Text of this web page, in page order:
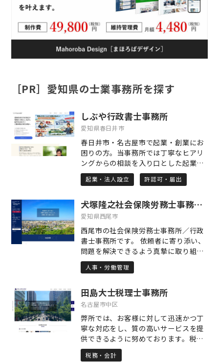
［PR］愛知県の士業事務所を探す
しぶや行政書士事務所
愛知県春日井市
春日井市・名古屋市で起業・創業にお
困りの方。当事務所では丁寧なヒアリ
ングからの相談を入り口とした起業・
創業支援を行っています。事業を起こ
す時、必要な許認可申請と共に資金面
でお困りの方いませんか？資金が足り
ないからといって夢を諦めそうになっ
ご相談を。夢のため、目標のために頑
張る"あなた"の背中を押させてくださ
い。共に学び、共に成長していただけ
る方々との出会いを楽しみにしていま
す。
起業・法人設立 許認可・届出
犬塚隆之社会保険労務士事務所／行政書士事務所
愛知県西尾市
西尾市の社会保険労務士事務所／行政
書士事務所です。 依頼者に寄り添い、
問題を解決できるよう真摯に取り組み
ます。 人事・労務・法務の課題に総合
的に対応いたします。 電話・メールで
オンライン面談にも対応しておりま
す。 土日祝や夜間・早朝でも対応でき
る場合がございますので、お気軽にお
問合せください。
人事・労働管理
田島大士税理士事務所
名古屋市中区
弊所では、お客様に対して迅速かつ丁
寧な対応をし、質の高いサービスを提
供できるように努めております。税務
顧問契約は、医療業（医療法人・医
院）のお客様を中心に締結しておりま
税務・会計